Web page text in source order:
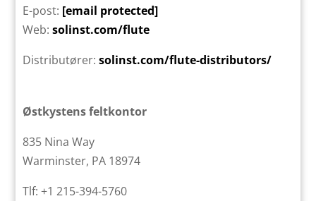
E-post: [email protected]
Web:solinst.com/flute
Distributører:solinst.com/flute-distributors/
Østkystens feltkontor
835 Nina Way
Warminster, PA 18974
Tlf: +1 215-394-5760